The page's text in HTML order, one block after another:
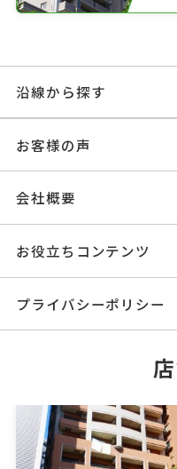
沿線から探す
お客様の声
会社概要
お役立ちコンテンツ
プライバシーポリシー